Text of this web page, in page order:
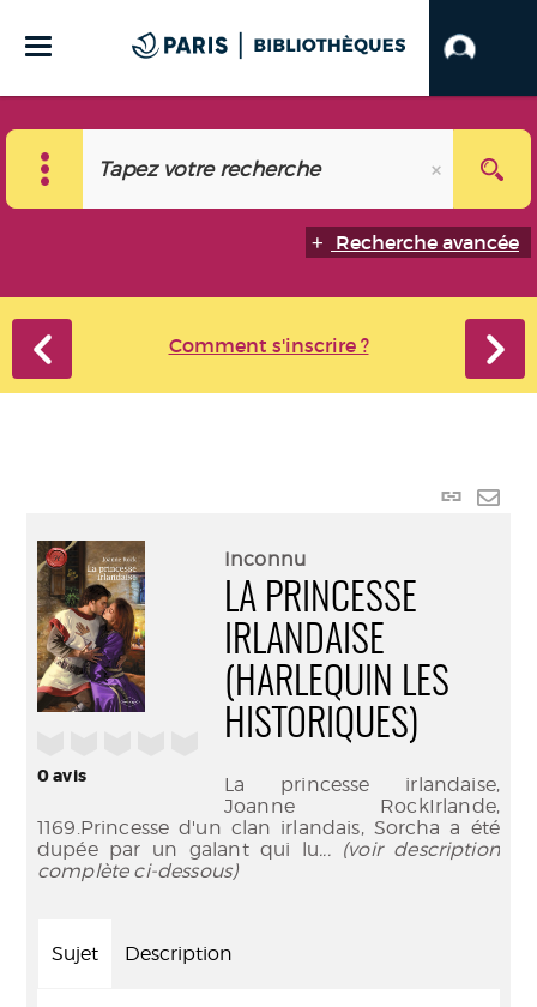
Recherche avancée
Comment s'inscrire ?
Lien
0avis
Inconnu
LA PRINCESSE
IRLANDAISE
(HARLEQUIN LES
HISTORIQUES)
La princesse irlandaise,
Joanne RockIrlande,
1169.Princesse d'un clan irlandais, Sorcha a été
dupée par un galant qui lu... (voir description
complète ci-dessous)
Sujet Description